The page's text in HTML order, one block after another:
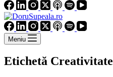
Meniu
Etichetă Creativitate